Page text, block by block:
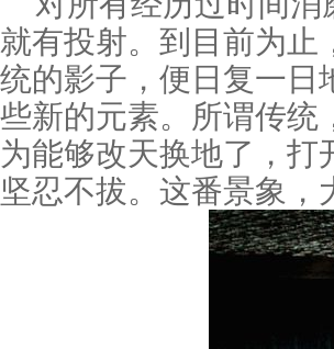
就有投射。到目前为止
统的影子，便日复一日
些新的元素。所谓传统
为能够改天换地了，
坚忍不拔。这番景象